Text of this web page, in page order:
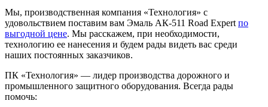
Мы, производственная компания «Технология» с
удовольствием поставим вам Эмаль АК-511 Road Expert по
выгодной цене. Мы расскажем, при необходимости,
технологию ее нанесения и будем рады видеть вас среди
наших постоянных заказчиков.
ПК «Технология» — лидер производства дорожного и
промышленного защитного оборудования. Всегда рады
помочь: